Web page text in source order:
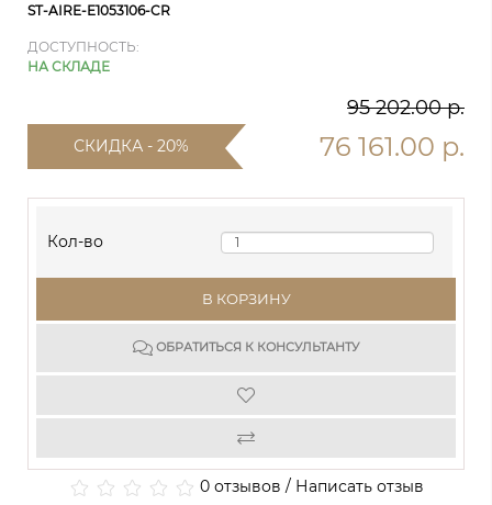
ST-AIRE-E1053106-CR
ДОСТУПНОСТЬ:
НА СКЛАДЕ
95 202.00 р.
СКИДКА - 20% 76 161.00 р.
Кол-во
В КОРЗИНУ
ОБРАТИТЬСЯ К КОНСУЛЬТАНТУ
0 отзывов / Написать отзыв